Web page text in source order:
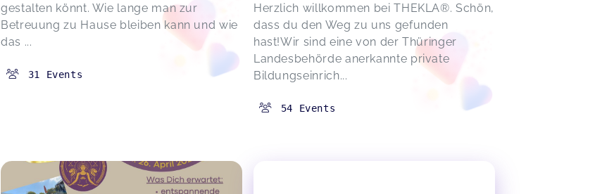
gestalten könnt. Wie lange man zur
Betreuung zu Hause bleiben kann und wie
das ...
31 Events
Herzlich willkommen bei THEKLA®. Schön,
dass du den Weg zu uns gefunden
hast!Wir sind eine von der Thüringer
Landesbehörde anerkannte private
Bildungseinrich...
54 Events